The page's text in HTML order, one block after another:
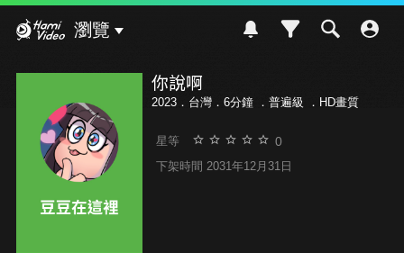
瀏覽
你說啊
2023．台灣．6分鐘 ． 普遍級 ．HD畫質
星等 0
下架時間 2031年12月31日